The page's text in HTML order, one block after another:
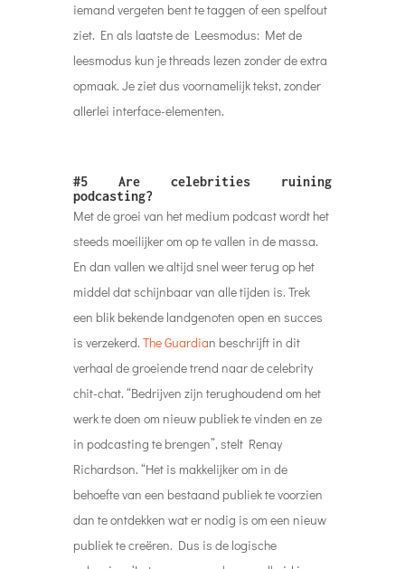
iemand vergeten bent te taggen of een spelfout
ziet. En als laatste de Leesmodus: Met de
leesmodus kun je threads lezen zonder de extra
opmaak. Je ziet dus voornamelijk tekst, zonder
allerlei interface-elementen.
#5 Are celebrities ruining
podcasting?
Met de groei van het medium podcast wordt het
steeds moeilijker om op te vallen in de massa.
En dan vallen we altijd snel weer terug op het
middel dat schijnbaar van alle tijden is. Trek
een blik bekende landgenoten open en succes
is verzekerd. The Guardian beschrijft in dit
verhaal de groeiende trend naar de celebrity
chit-chat. “Bedrijven zijn terughoudend om het
werk te doen om nieuw publiek te vinden en ze
in podcasting te brengen”, stelt Renay
Richardson. “Het is makkelijker om in de
behoefte van een bestaand publiek te voorzien
dan te ontdekken wat er nodig is om een ​​nieuw
publiek te creëren. Dus is de logische